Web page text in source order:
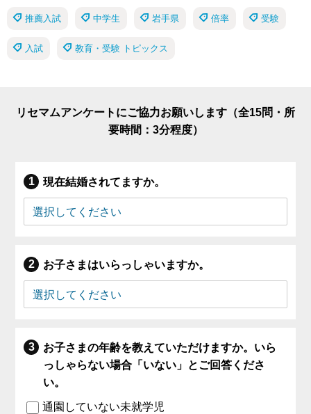
推薦入試 中学生 岩手県 倍率 受験
入試 教育・受験 トピックス
リセマムアンケートにご協力お願いします（全15問・所
要時間：3分程度）
現在結婚されてますか。
お子さまはいらっしゃいますか。
お子さまの年齢を教えていただけますか。いら
っしゃらない場合「いない」とご回答くださ
い。
通園していない未就学児